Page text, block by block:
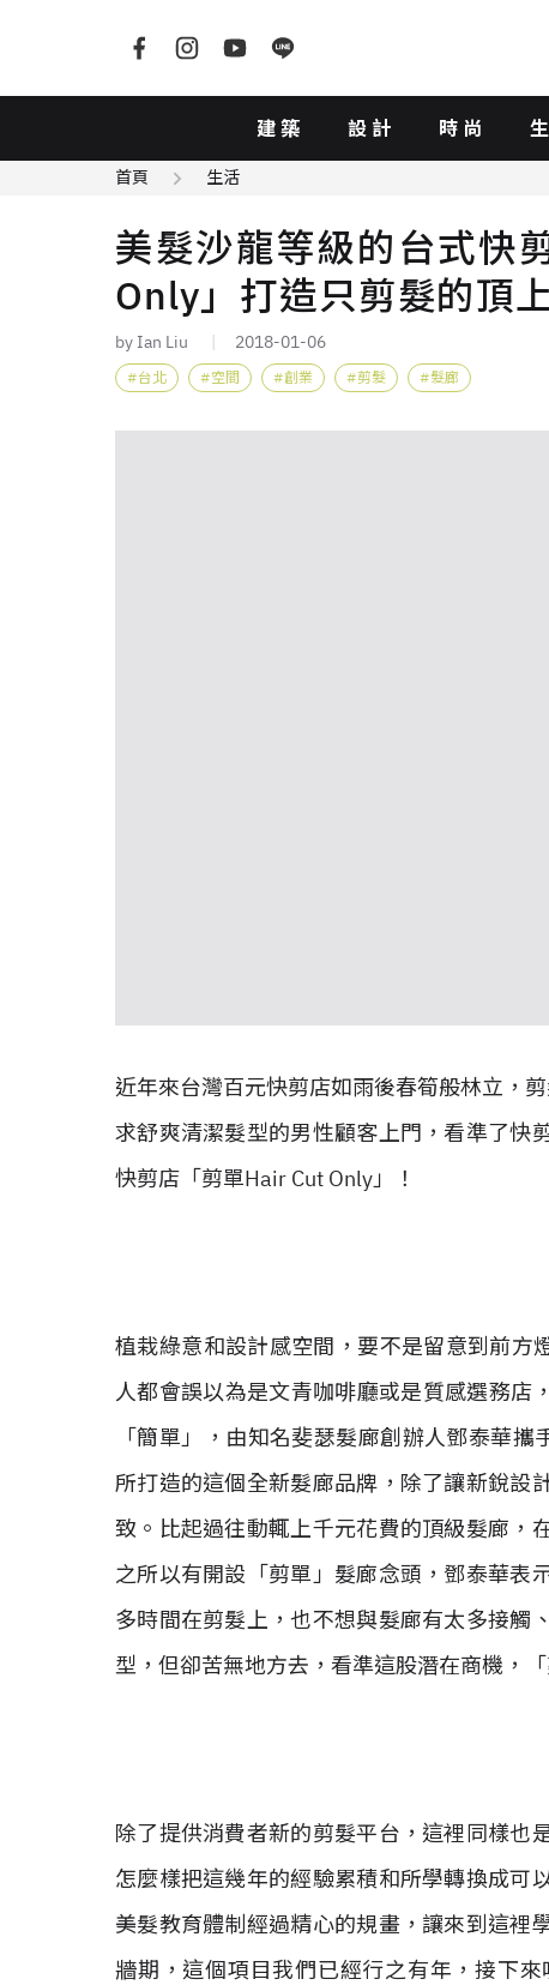
建築 設計 時尚
首頁 生活
美髮沙龍等級的台式快
Only」打造只剪髮的頂
by Ian Liu 2018-01-06
台北 空間 創業 剪髮 髮廊
近年來台灣百元快剪店如雨後春筍般林立，
求舒爽清潔髮型的男性顧客上門，看準了快
快剪店「剪單Hair Cut Only」！
植栽綠意和設計感空間，要不是留意到前
人都會誤以為是文青咖啡廳或是質感選務店
「簡單」，由知名斐瑟髮廊創辦人鄧泰華
所打造的這個全新髮廊品牌，除了讓新銳設
致。比起過往動輒上千元花費的頂級髮廊，
之所以有開設「剪單」髮廊念頭，鄧泰華表
多時間在剪髮上，也不想與髮廊有太多接觸
型，但卻苦無地方去，看準這股潛在商機，
除了提供消費者新的剪髮平台，這裡同樣也
怎麼樣把這幾年的經驗累積和所學轉換成可
美髮教育體制經過精心的規畫，讓來到這裡
牆期，這個項目我們已經行之有年，接下